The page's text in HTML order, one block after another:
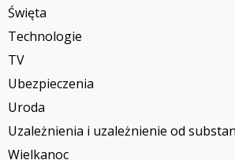
Święta
Technologie
TV
Ubezpieczenia
Uroda
Uzależnienia i uzależnienie od
Wielkanoc